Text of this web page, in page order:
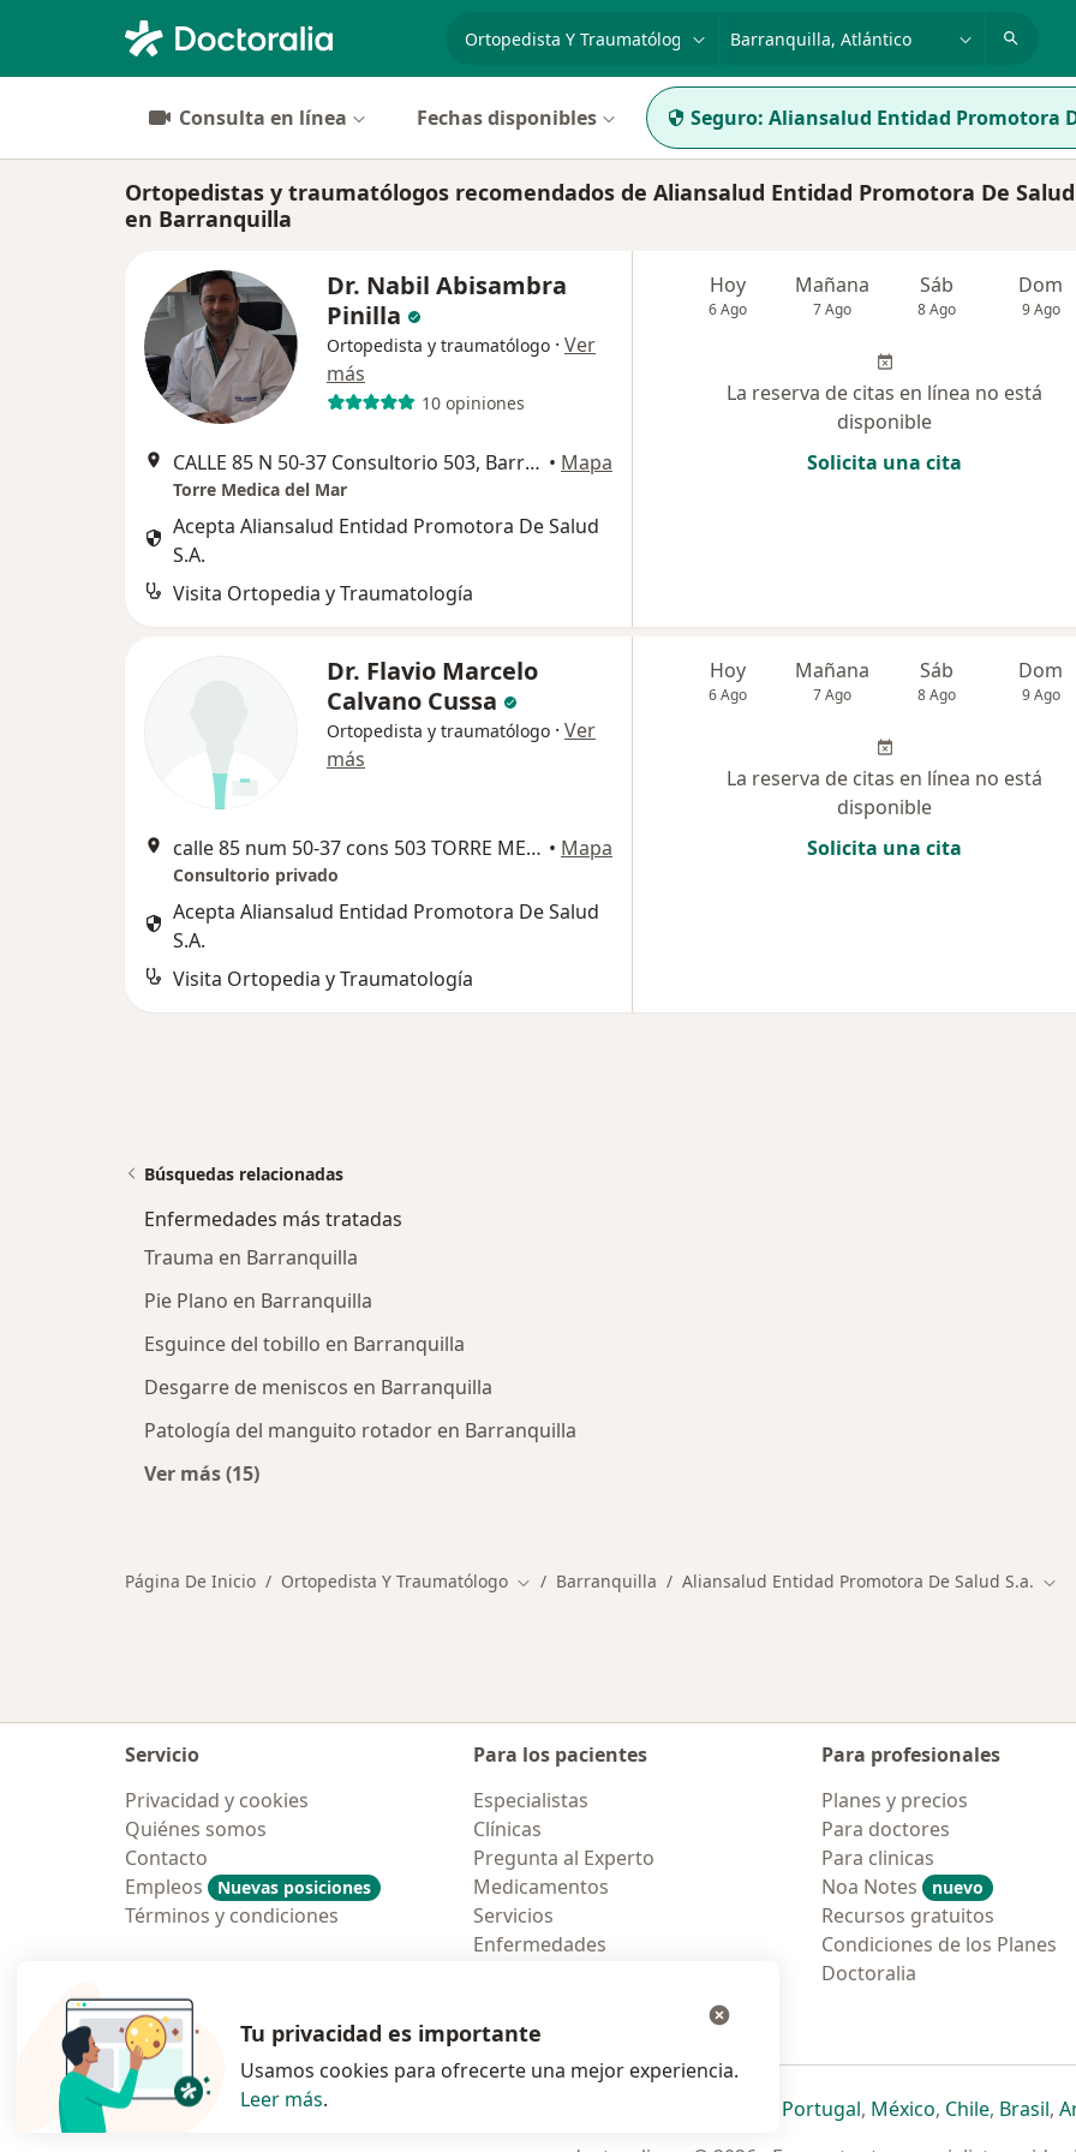
especialidad, enfermedad o nombre
Consulta en línea Fechas disponibles Seguro: Aliansalud Entidad Promotora
Ortopedistas y traumatólogos recomendados de Aliansalud Entidad Promotora De Salud
en Barranquilla
Dr. Nabil Abisambra
Pinilla
Ortopedista y traumatólogo · Ver
más
10 opiniones
CALLE 85 N 50-37 Consultorio 503, Barranquilla • Mapa
Torre Medica del Mar
Acepta Aliansalud Entidad Promotora De Salud
S.A.
Visita Ortopedia y Traumatología
Hoy
6 Ago
Mañana
7 Ago
Sáb
8 Ago
Dom
9 Ago
La reserva de citas en línea no está
disponible
Solicita una cita
Dr. Flavio Marcelo
Calvano Cussa
Ortopedista y traumatólogo · Ver
más
calle 85 num 50-37 cons 503 TORRE MEDICA DEL MAR , Barranquilla • Mapa
Consultorio privado
Acepta Aliansalud Entidad Promotora De Salud
S.A.
Visita Ortopedia y Traumatología
Hoy
6 Ago
Mañana
7 Ago
Sáb
8 Ago
Dom
9 Ago
La reserva de citas en línea no está
disponible
Solicita una cita
Búsquedas relacionadas
Enfermedades más tratadas
Trauma en Barranquilla
Pie Plano en Barranquilla
Esguince del tobillo en Barranquilla
Desgarre de meniscos en Barranquilla
Patología del manguito rotador en Barranquilla
Ver más (15)
Página De Inicio Ortopedista Y Traumatólogo Cambiar de ciudad
Barranquilla Aliansalud Entidad Promotora De Salud S.a.
Servicio
Privacidad y cookies
Quiénes somos
Contacto
Empleos
Nuevas posiciones
Términos y condiciones
Para los pacientes
Especialistas
Clínicas
Pregunta al Experto
Medicamentos
Servicios
Enfermedades
Para profesionales
Planes y precios
Para doctores
Para clinicas
Noa Notes
nuevo
Recursos gratuitos
Condiciones de los Planes
Doctoralia
Polska se abre en una nueva pestaña
se abre en una nueva pestaña
se abre en una nueva pestaña
se abre en una nueva pestaña
Portugalse abre en una nueva
, Méxicose abre en una
, Chilese abre
, Brasilse
,
Tu privacidad es importante
Usamos cookies para ofrecerte una mejor experiencia.
Leer más.